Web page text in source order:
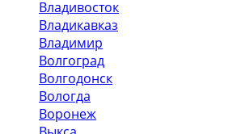
Владивосток
Владикавказ
Владимир
Волгоград
Волгодонск
Вологда
Воронеж